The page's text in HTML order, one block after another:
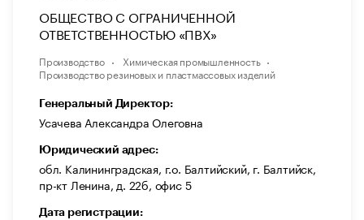
ОБЩЕСТВО С ОГРАНИЧЕННОЙ
ОТВЕТСТВЕННОСТЬЮ «ПВХ»
Производство
Химическая промышленность
Производство резиновых и пластмассовых изделий
Генеральный Директор:
Усачева Александра Олеговна
Юридический адрес:
обл. Калининградская, г.о. Балтийский, г. Балтийск,
пр-кт Ленина, д. 22б, офис 5
Дата регистрации: